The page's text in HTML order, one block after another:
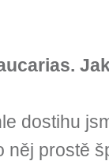
dostihu
něj prostě